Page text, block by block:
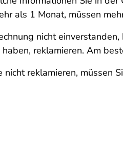
als 1 Monat, müssen
nicht
reklamieren. Am
nicht reklamieren, müssen